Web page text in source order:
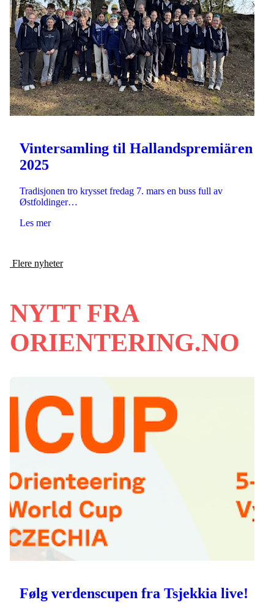
Vintersamling til Hallandspremiären
2025
Tradisjonen tro krysset fredag 7. mars en buss full av
Østfoldinger…
Les mer
Flere nyheter
NYTT FRA
ORIENTERING.NO
Følg verdenscupen fra Tsjekkia live!